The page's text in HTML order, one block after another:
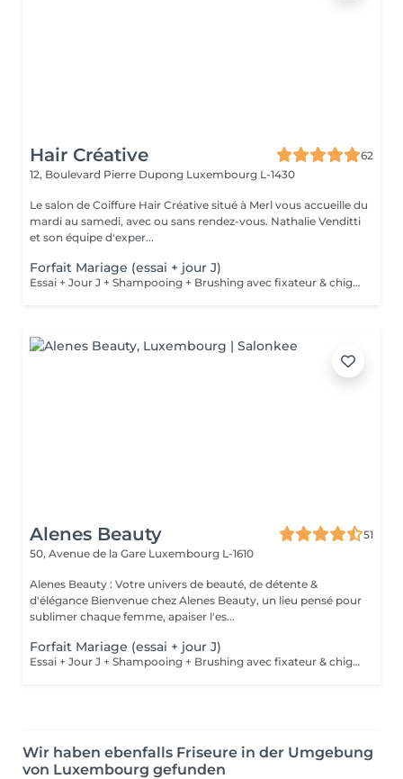
Hair Créative
62
12, Boulevard Pierre Dupong Luxembourg L-1430
Le salon de Coiffure Hair Créative situé à Merl vous accueille du
mardi au samedi, avec ou sans rendez-vous. Nathalie Venditti
et son équipe d'exper...
Forfait Mariage (essai + jour J)
Essai + Jour J + Shampooing + Brushing avec fixateur & chignon
Alenes Beauty
51
50, Avenue de la Gare Luxembourg L-1610
Alenes Beauty : Votre univers de beauté, de détente &
d'élégance Bienvenue chez Alenes Beauty, un lieu pensé pour
sublimer chaque femme, apaiser l'es...
Forfait Mariage (essai + jour J)
Essai + Jour J + Shampooing + Brushing avec fixateur & chignon
Wir haben ebenfalls Friseure in der Umgebung
von Luxembourg gefunden